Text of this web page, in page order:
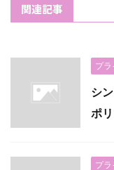
関連記事
プ
シ
ポ
プ